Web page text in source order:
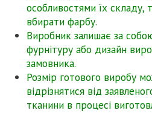
особливостями їх складу,
вбирати фарбу.
Виробник залишає за
фурнітуру або дизайн
замовника.
Розмір готового виробу
відрізнятися від
тканини в процесі